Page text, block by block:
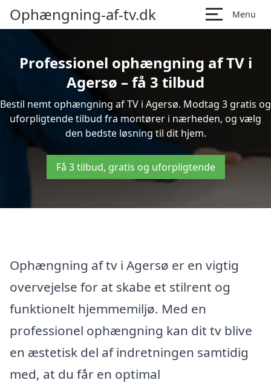
Ophængning-af-tv.dk Menu
Professionel ophængning af TV i
Agersø – få 3 tilbud
Bestil nemt ophængning af TV i Agersø. Modtag 3 gratis og
uforpligtende tilbud fra montører i nærheden, og vælg
den bedste løsning til dit hjem.
Få 3 tilbud, gratis og uforpligtende
Ophængning af tv i Agersø er en vigtig
overvejelse for at skabe et stilrent og
funktionelt hjemmemiljø. Med en
professionel ophængning kan dit tv blive
en æstetisk del af indretningen samtidig
med, at du får en optimal